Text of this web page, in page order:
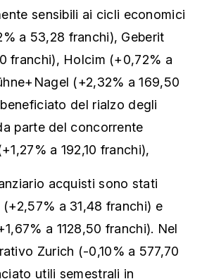
sensibili ai cicli economici
a 53,28 franchi), Geberit
franchi), Holcim (+0,72% a
(+2,32% a 169,50
del rialzo degli
parte del concorrente
a 192,10 franchi),
acquisti sono stati
a 31,48 franchi) e
a 1128,50 franchi). Nel
Zurich (-0,10% a 577,70
utili semestrali in